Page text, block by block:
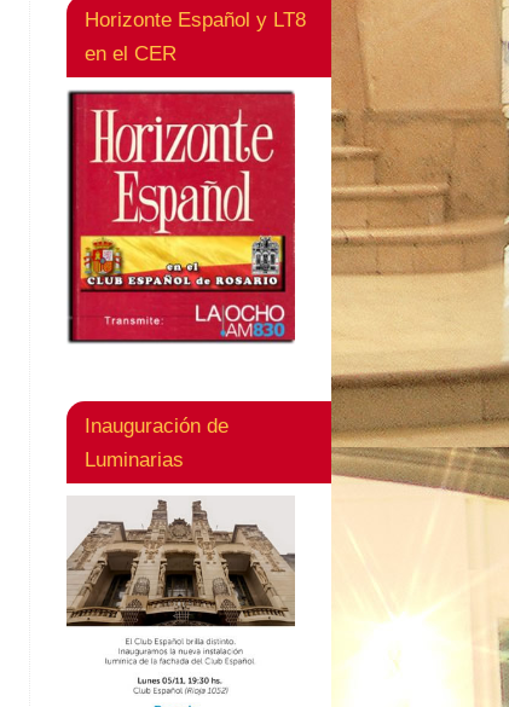
Horizonte Español y LT8
en el CER
Inauguración de
Luminarias